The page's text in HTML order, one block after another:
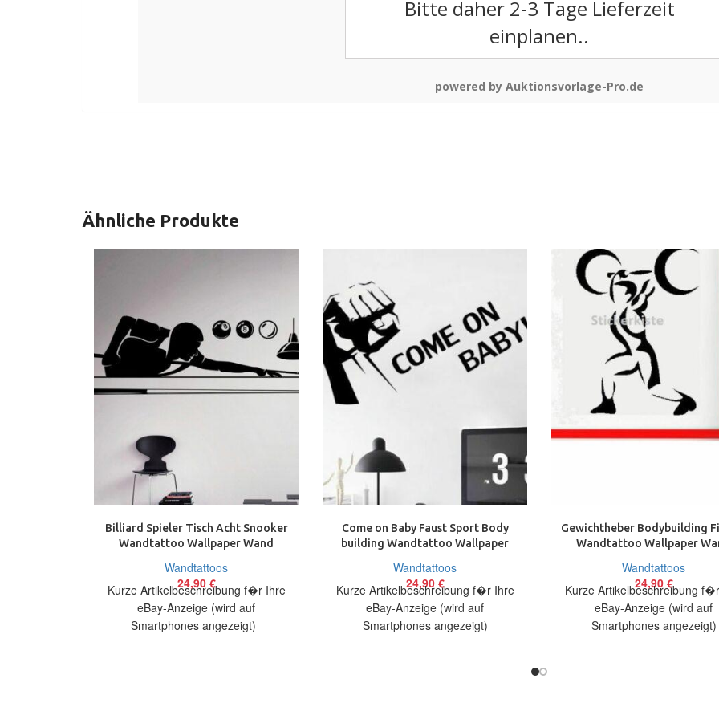
Bitte daher 2-3 Tage Lieferzeit
einplanen..
powered by Auktionsvorlage-Pro.de
Ähnliche Produkte
Billiard Spieler Tisch Acht Snooker
Wandtattoo Wallpaper Wand
Wandtattoos
24,90 €
Kurze Artikelbeschreibung f�r Ihre
eBay-Anzeige (wird auf
Smartphones angezeigt)
Come on Baby Faust Sport Body
building Wandtattoo Wallpaper
Wandtattoos
24,90 €
Kurze Artikelbeschreibung f�r Ihre
eBay-Anzeige (wird auf
Smartphones angezeigt)
Gewichtheber Bodybuilding
Wandtattoo Wallpaper
Wandtattoos
24,90 €
Kurze Artikelbeschreibung
eBay-Anzeige (wird auf
Smartphones angezeigt)